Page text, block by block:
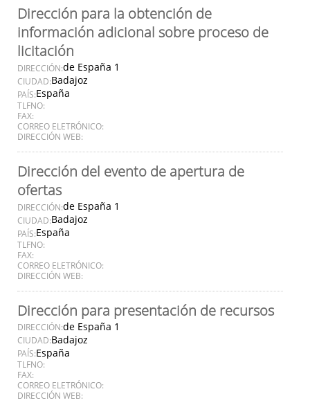
Dirección para la obtención de
información adicional sobre proceso de
licitación
DIRECCIÓN:de España 1
CIUDAD:Badajoz
PAÍS:España
TLFNO:
FAX:
CORREO ELETRÓNICO:
DIRECCIÓN WEB:
Dirección del evento de apertura de
ofertas
DIRECCIÓN:de España 1
CIUDAD:Badajoz
PAÍS:España
TLFNO:
FAX:
CORREO ELETRÓNICO:
DIRECCIÓN WEB:
Dirección para presentación de recursos
DIRECCIÓN:de España 1
CIUDAD:Badajoz
PAÍS:España
TLFNO:
FAX:
CORREO ELETRÓNICO:
DIRECCIÓN WEB: